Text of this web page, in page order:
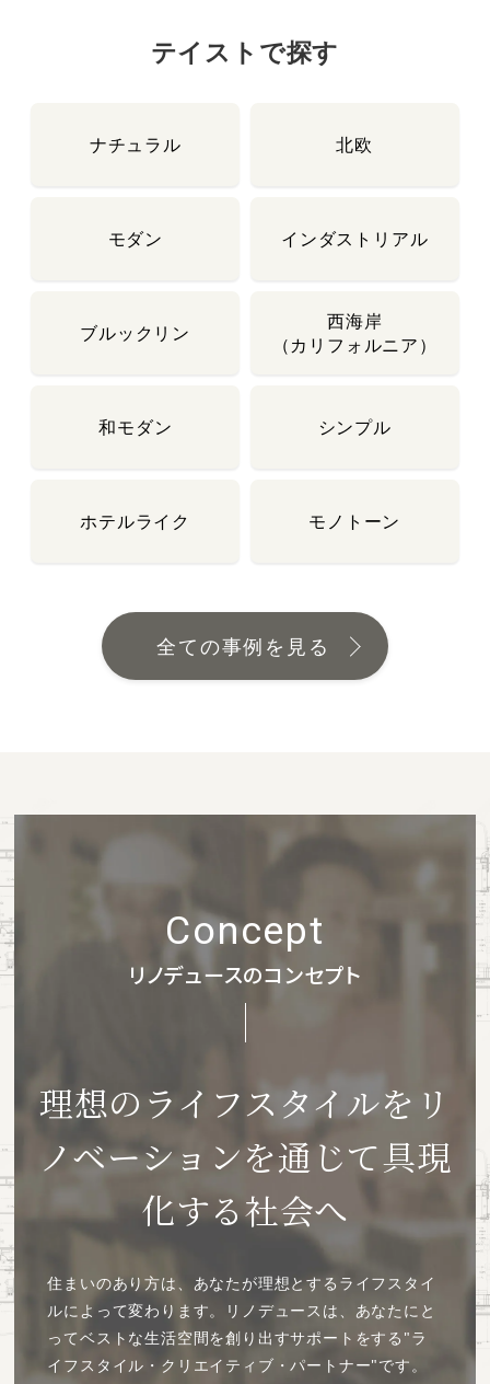
テイストで探す
ナチュラル 北欧
モダン インダストリアル
ブルックリン
西海岸
（カリフォルニア）
和モダン シンプル
ホテルライク モノトーン
全ての事例を見る
Concept
リノデュースのコンセプト
理想のライフスタイルを リ
ノベーションを通じて具現
化する社会へ
住まいのあり方は、あなたが理想とするライフスタイ
ルによって変わります。
リノデュースは、あなたにと
ってベストな生活空間を創り出すサポートをする"ラ
イフスタイル・クリエイティブ・パートナー"です。